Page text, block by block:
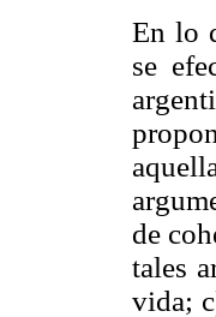
En lo
se
de
tales
vida;